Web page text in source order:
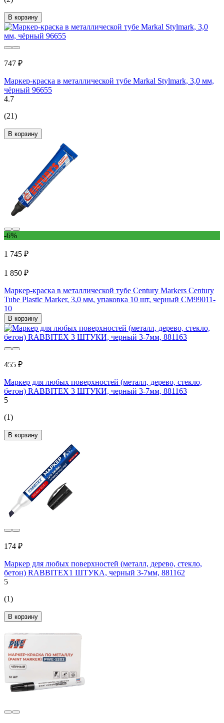
В корзину
747 ₽
Маркер-краска в металлической тубе Markal Stylmark, 3,0 мм,
чёрный 96655
4.7
(21)
В корзину
-6%
1 745 ₽
1 850 ₽
Маркер-краска в металлической тубе Century Markers Century
Tube Plastic Marker, 3,0 мм, упаковка 10 шт, черный CM99011-
10
В корзину
455 ₽
Маркер для любых поверхностей (металл, дерево, стекло,
бетон) RABBITEX 3 ШТУКИ, черный 3-7мм, 881163
5
(1)
В корзину
174 ₽
Маркер для любых поверхностей (металл, дерево, стекло,
бетон) RABBITEX1 ШТУКА, черный 3-7мм, 881162
5
(1)
В корзину